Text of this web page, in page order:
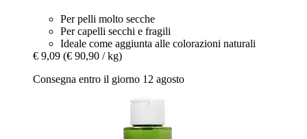
Per pelli molto secche
Per capelli secchi e fragili
Ideale come aggiunta alle colorazioni naturali
€ 9,09 (€ 90,90 / kg)
Consegna entro il giorno 12 agosto